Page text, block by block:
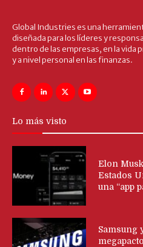
Global Industries es una
diseñada para los líderes y
dentro de las empresas, en la vida
y a nivel personal en las finanzas.
Lo más visto
Elon
Estados
una “app
Samsung